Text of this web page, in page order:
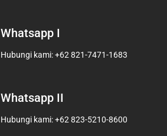
Whatsapp I
Hubungi kami: +62 821-7471-1683
Whatsapp II
Hubungi kami: +62 823-5210-8600